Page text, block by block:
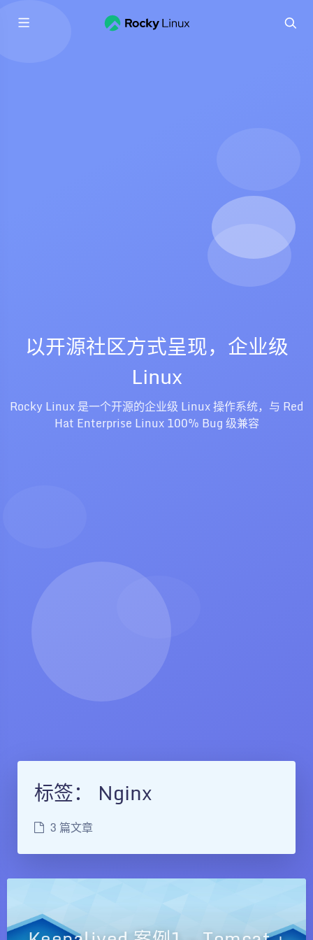
以开源社区方式呈现，企业级
Linux
Rocky Linux 是一个开源的企业级 Linux 操作系统，与 Red
Hat Enterprise Linux 100% Bug 级兼容
标签： Nginx
3 篇文章